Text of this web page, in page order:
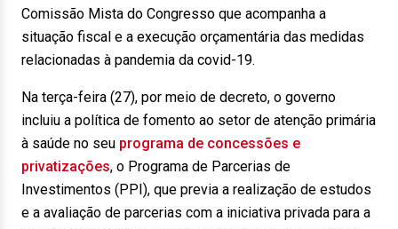
Comissão Mista do Congresso que acompanha a
situação fiscal e a execução orçamentária das medidas
relacionadas à pandemia da covid-19.
Na terça-feira (27), por meio de decreto, o governo
incluiu a política de fomento ao setor de atenção primária
à saúde no seu programa de concessões e
privatizações, o Programa de Parcerias de
Investimentos (PPI), que previa a realização de estudos
e a avaliação de parcerias com a iniciativa privada para a